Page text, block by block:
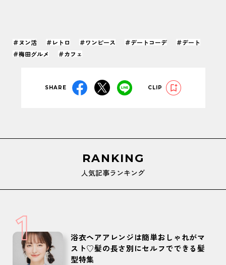
＃ヌン活 ＃レトロ ＃ワンピース ＃デートコーデ
＃デート
＃梅田グルメ
＃カフェ
SHARE CLIP
RANKING
人気記事ランキング
1
浴衣ヘアアレンジは簡単おしゃれがマ
スト♡髪の長さ別にセルフでできる髪
型特集